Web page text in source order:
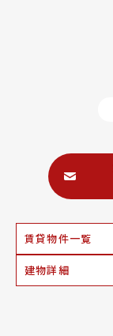
賃貸物件一覧
建物詳細